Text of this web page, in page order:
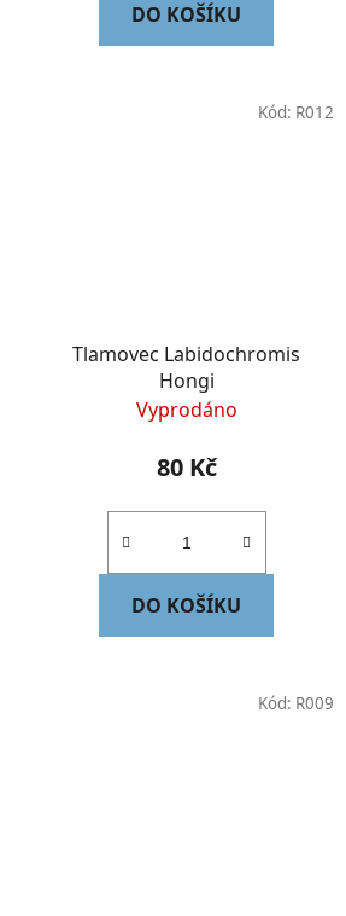
DO KOŠÍKU
Tlamovec Labidochromis
Hongi
Vyprodáno
80 Kč
DO KOŠÍKU
Kód: R012
Kód: R009